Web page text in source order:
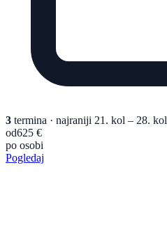
3 termina · najraniji 21. kol – 28. kol
od625 €
po osobi
Pogledaj